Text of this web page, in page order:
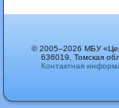
© 2005–2026 МБУ
636019, Томская
Контактная